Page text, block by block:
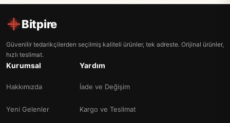
Bitpire
Güvenilir tedarikçilerden seçilmiş kaliteli ürünler, tek adreste. Orijinal ürünler,
hızlı teslimat.
Kurumsal
Hakkımızda
Yeni Gelenler
Yardım
İade ve Değişim
Kargo ve Teslimat